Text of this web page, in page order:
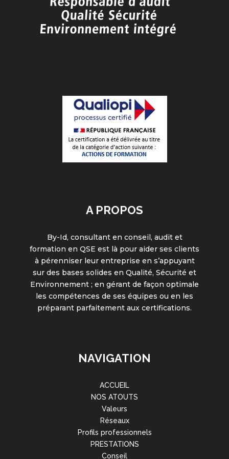
A PROPOS
By-Id, consultant en conseil, audit et
formation en QSE est là pour aider ses clients
à pérenniser leur entreprise en s’appuyant
sur des bases solides en Qualité, Sécurité et
Environnement ; en gérant de façon optimale
les compétences de ses équipes ou en les
préparant parfaitement aux certifications.
NAVIGATION
ACCUEIL
NOS ATOUTS
Valeurs
Réseaux
Profils professionnels
PRESTATIONS
Conseil